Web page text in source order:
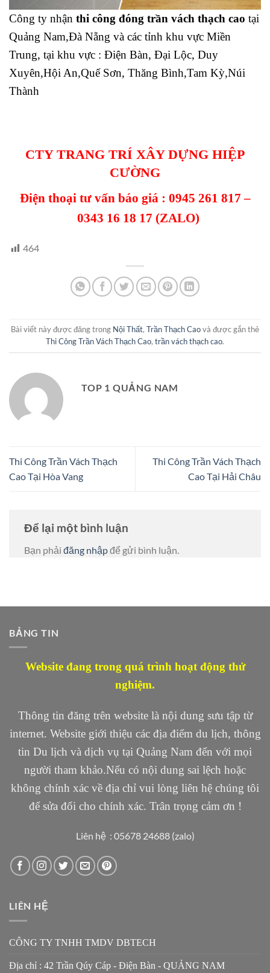
Công ty nhận thi công đóng trần vách thạch cao tại
Quảng Nam,Đà Nẵng và các tỉnh khu vực Miền
Trung, tại khu vực : Điện Bàn, Đại Lộc, Duy
Xuyên,Hội An,Quế Sơn, Thăng Bình,Tam Kỳ,Núi
Thành
CTY TRANG TRÍ XÂY DỰNG HIỆP
CƯỜNG
Điện thoại tư vấn báo giá : 0945 261 817 –
0343 16 18 17 (ZALO)
464
Bài viết này được đăng trong Nội Thất, Trần Thạch Caovà được gắn thẻ
Thi Công Trần Vách Thạch Cao, trần vách thạch cao.
TOP 1 QUẢNG NAM
Thi Công Trần Vách Thạch
Cao Tại Hòa Vang
Thi Công Trần Vách Thạch
Cao Tại Hải Châu
Để lại một bình luận
Bạn phải đăng nhậpđể gửi bình luận.
BẢNG TIN
Website đang trong quá trình hoạt động thử
nghiệm.
Thông tin đăng trên website là nội dung sưu tập từ
internet. Website giới thiệu các địa điểm du lịch, thông
tin Du lịch và dịch vụ tại Quảng Nam đến với mọi
người tham khảo.Nếu có nội dung sai lệch hoặc
không chính xác về địa chỉ vui lòng liên hệ chúng tôi
để sửa đổi cho chính xác. Trân trọng cảm ơn !
Liên hệ : 05678 24688 (zalo)
LIÊN HỆ
CÔNG TY TNHH TMDV DBTECH
Địa chỉ : 42 Trần Qúy Cáp - Điện Bàn - QUẢNG NAM